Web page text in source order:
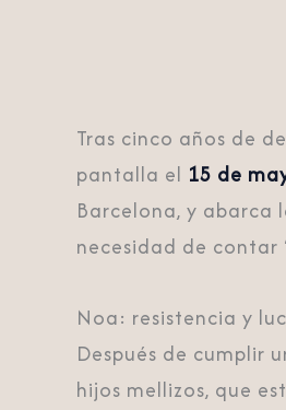
Tras cinco años de
pantalla el 15 de
Barcelona, y abarca
necesidad de contar
Noa: resistencia y
Después de cumplir
hijos mellizos, que